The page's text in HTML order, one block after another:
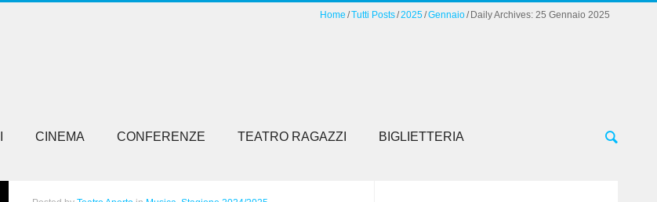
Home Tutti Posts 2025 Gennaio Daily Archives: 25 Gennaio 2025
CINEMA CONFERENZE TEATRO RAGAZZI BIGLIETTERIA